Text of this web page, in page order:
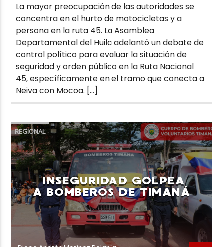
La mayor preocupación de las autoridades se
concentra en el hurto de motocicletas y a
persona en la ruta 45. La Asamblea
Departamental del Huila adelantó un debate de
control político para evaluar la situación de
seguridad y orden público en la Ruta Nacional
45, específicamente en el tramo que conecta a
Neiva con Mocoa. […]
REGIONAL
INSEGURIDAD GOLPEA
A BOMBEROS DE TIMANÁ